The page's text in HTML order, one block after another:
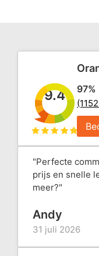
9.4 97%
"Perfecte
prijs en snelle
meer?"
Andy
31 juli 2026